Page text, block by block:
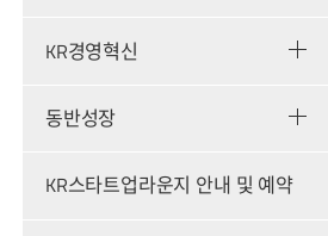
KR경영혁신
동반성장
KR스타트업라운지 안내 및 예약